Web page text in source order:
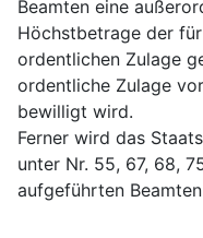
Beamten eine
Höchstbetrage der
ordentlichen Zulage
ordentliche Zulage
bewilligt wird.
Ferner wird das
unter Nr. 55, 67, 68,
aufgeführten